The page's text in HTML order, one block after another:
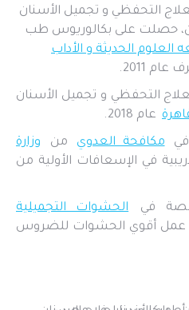
التحفظي و تجميل الأسنان
حصلت على بكالوريوس طب
العلوم الحديثة و الأداب
2011.
التحفظي و تجميل الأسنان
عام 2018.
مكافحة العدوي من
وزارة
في الإسعافات الأولية من
في
الحشوات التجميلية
عمل أقوي الحشوات للضروس